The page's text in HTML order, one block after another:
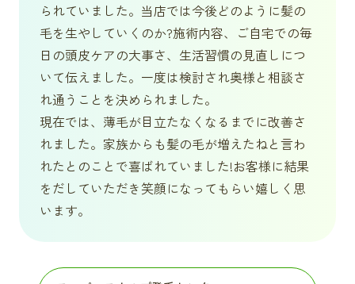
られていました。当店では今後どのように髪の
毛を生やしていくのか?施術内容、ご自宅での毎
日の頭皮ケアの大事さ、生活習慣の見直しにつ
いて伝えました。一度は検討され奥様と相談さ
れ通うことを決められました。
現在では、薄毛が目立たなくなるまでに改善さ
れました。家族からも髪の毛が増えたねと言わ
れたとのことで喜ばれていました!お客様に結果
をだしていただき笑顔になってもらい嬉しく思
います。